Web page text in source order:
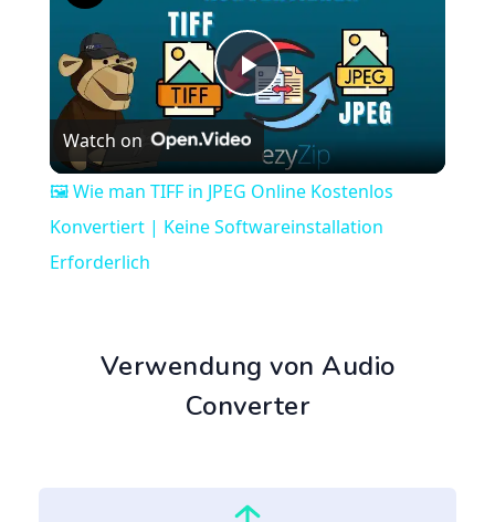
Play
Video
Watch on
🖼️ Wie man TIFF in JPEG Online Kostenlos
Konvertiert | Keine Softwareinstallation
Erforderlich
Verwendung von Audio
Converter